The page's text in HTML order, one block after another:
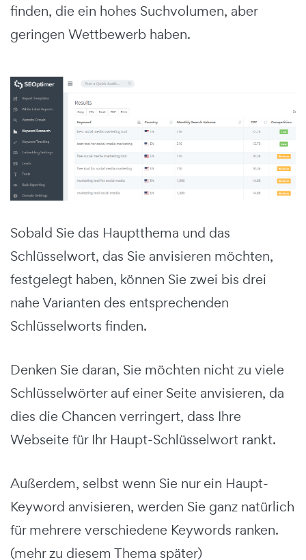
finden, die ein hohes Suchvolumen, aber
geringen Wettbewerb haben.
Sobald Sie das Hauptthema und das
Schlüsselwort, das Sie anvisieren möchten,
festgelegt haben, können Sie zwei bis drei
nahe Varianten des entsprechenden
Schlüsselworts finden.
Denken Sie daran, Sie möchten nicht zu viele
Schlüsselwörter auf einer Seite anvisieren, da
dies die Chancen verringert, dass Ihre
Webseite für Ihr Haupt-Schlüsselwort rankt.
Außerdem, selbst wenn Sie nur ein Haupt-
Keyword anvisieren, werden Sie ganz natürlich
für mehrere verschiedene Keywords ranken.
(mehr zu diesem Thema später)